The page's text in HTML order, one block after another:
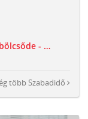
Dominó Gyermekcentrum | Magánbölcsőde - Családi Játszóház
többSzabadidő